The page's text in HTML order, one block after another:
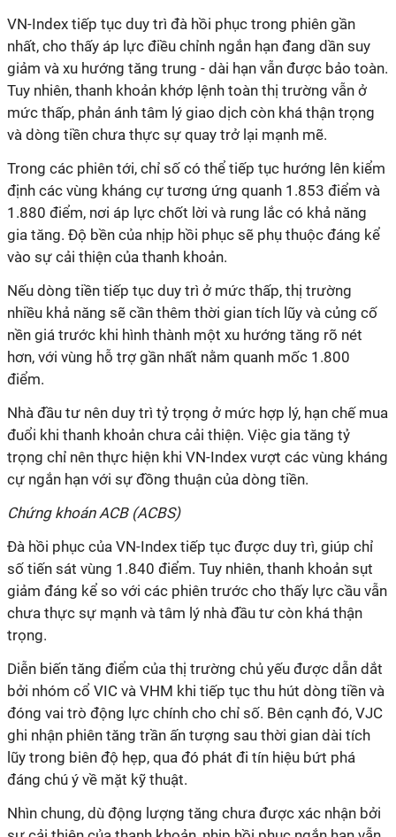
VN-Index tiếp tục duy trì đà hồi phục trong phiên gần
nhất, cho thấy áp lực điều chỉnh ngắn hạn đang dần suy
giảm và xu hướng tăng trung - dài hạn vẫn được bảo toàn.
Tuy nhiên, thanh khoản khớp lệnh toàn thị trường vẫn ở
mức thấp, phản ánh tâm lý giao dịch còn khá thận trọng
và dòng tiền chưa thực sự quay trở lại mạnh mẽ.
Trong các phiên tới, chỉ số có thể tiếp tục hướng lên kiểm
định các vùng kháng cự tương ứng quanh 1.853 điểm và
1.880 điểm, nơi áp lực chốt lời và rung lắc có khả năng
gia tăng. Độ bền của nhịp hồi phục sẽ phụ thuộc đáng kể
vào sự cải thiện của thanh khoản.
Nếu dòng tiền tiếp tục duy trì ở mức thấp, thị trường
nhiều khả năng sẽ cần thêm thời gian tích lũy và củng cố
nền giá trước khi hình thành một xu hướng tăng rõ nét
hơn, với vùng hỗ trợ gần nhất nằm quanh mốc 1.800
điểm.
Nhà đầu tư nên duy trì tỷ trọng ở mức hợp lý, hạn chế mua
đuổi khi thanh khoản chưa cải thiện. Việc gia tăng tỷ
trọng chỉ nên thực hiện khi VN-Index vượt các vùng kháng
cự ngắn hạn với sự đồng thuận của dòng tiền.
Chứng khoán ACB (ACBS)
Đà hồi phục của VN-Index tiếp tục được duy trì, giúp chỉ
số tiến sát vùng 1.840 điểm. Tuy nhiên, thanh khoản sụt
giảm đáng kể so với các phiên trước cho thấy lực cầu vẫn
chưa thực sự mạnh và tâm lý nhà đầu tư còn khá thận
trọng.
Diễn biến tăng điểm của thị trường chủ yếu được dẫn dắt
bởi nhóm cổ VIC và VHM khi tiếp tục thu hút dòng tiền và
đóng vai trò động lực chính cho chỉ số. Bên cạnh đó, VJC
ghi nhận phiên tăng trần ấn tượng sau thời gian dài tích
lũy trong biên độ hẹp, qua đó phát đi tín hiệu bứt phá
đáng chú ý về mặt kỹ thuật.
Nhìn chung, dù động lượng tăng chưa được xác nhận bởi